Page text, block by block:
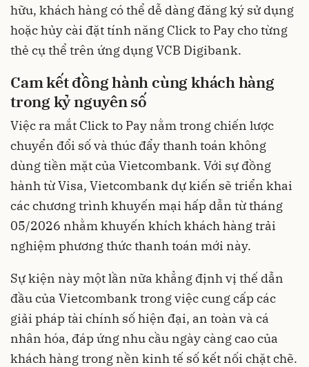
hữu, khách hàng có thể dễ dàng đăng ký sử dụng
hoặc hủy cài đặt tính năng Click to Pay cho từng
thẻ cụ thể trên ứng dụng VCB Digibank.
Cam kết đồng hành cùng khách hàng
trong kỷ nguyên số
Việc ra mắt Click to Pay nằm trong chiến lược
chuyển đổi số và thúc đẩy thanh toán không
dùng tiền mặt của Vietcombank. Với sự đồng
hành từ Visa, Vietcombank dự kiến sẽ triển khai
các chương trình khuyến mại hấp dẫn từ tháng
05/2026 nhằm khuyến khích khách hàng trải
nghiệm phương thức thanh toán mới này.
Sự kiện này một lần nữa khẳng định vị thế dẫn
đầu của Vietcombank trong việc cung cấp các
giải pháp tài chính số hiện đại, an toàn và cá
nhân hóa, đáp ứng nhu cầu ngày càng cao của
khách hàng trong nền kinh tế số kết nối chặt chẽ.